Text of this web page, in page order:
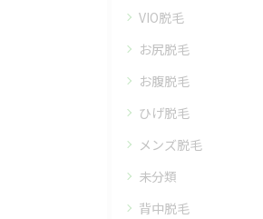
VIO脱毛
お尻脱毛
お腹脱毛
ひげ脱毛
メンズ脱毛
未分類
背中脱毛